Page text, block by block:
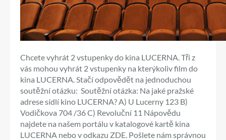
Chcete vyhrát 2 vstupenky do kina LUCERNA. Tři z
vás mohou vyhrát 2 vstupenky na kterýkoliv film do
kina LUCERNA. Stačí odpovědět na jednoduchou
soutěžní otázku: Soutěžní otázka: Na jaké pražské
adrese sídlí kino LUCERNA? A) U Lucerny 123 B)
Vodičkova 704 /36 C) Revoluční 11 Nápovědu
najdete na našem portálu v katalogové kartě kina
LUCERNA nebo v odkazu ZDE. Pošlete nám správnou